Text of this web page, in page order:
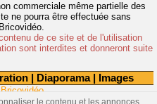
| Diaporama| Images
commerciale même partielle des
ne pourra être effectuée sans
de ce site et de l'utilisation
sont interdites et donneront suite
le contenu et les annonces,